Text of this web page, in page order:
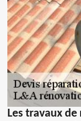
Les travaux